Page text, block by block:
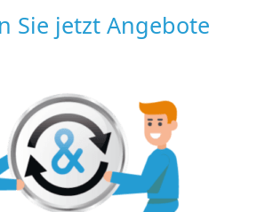
Sie jetzt Angebote